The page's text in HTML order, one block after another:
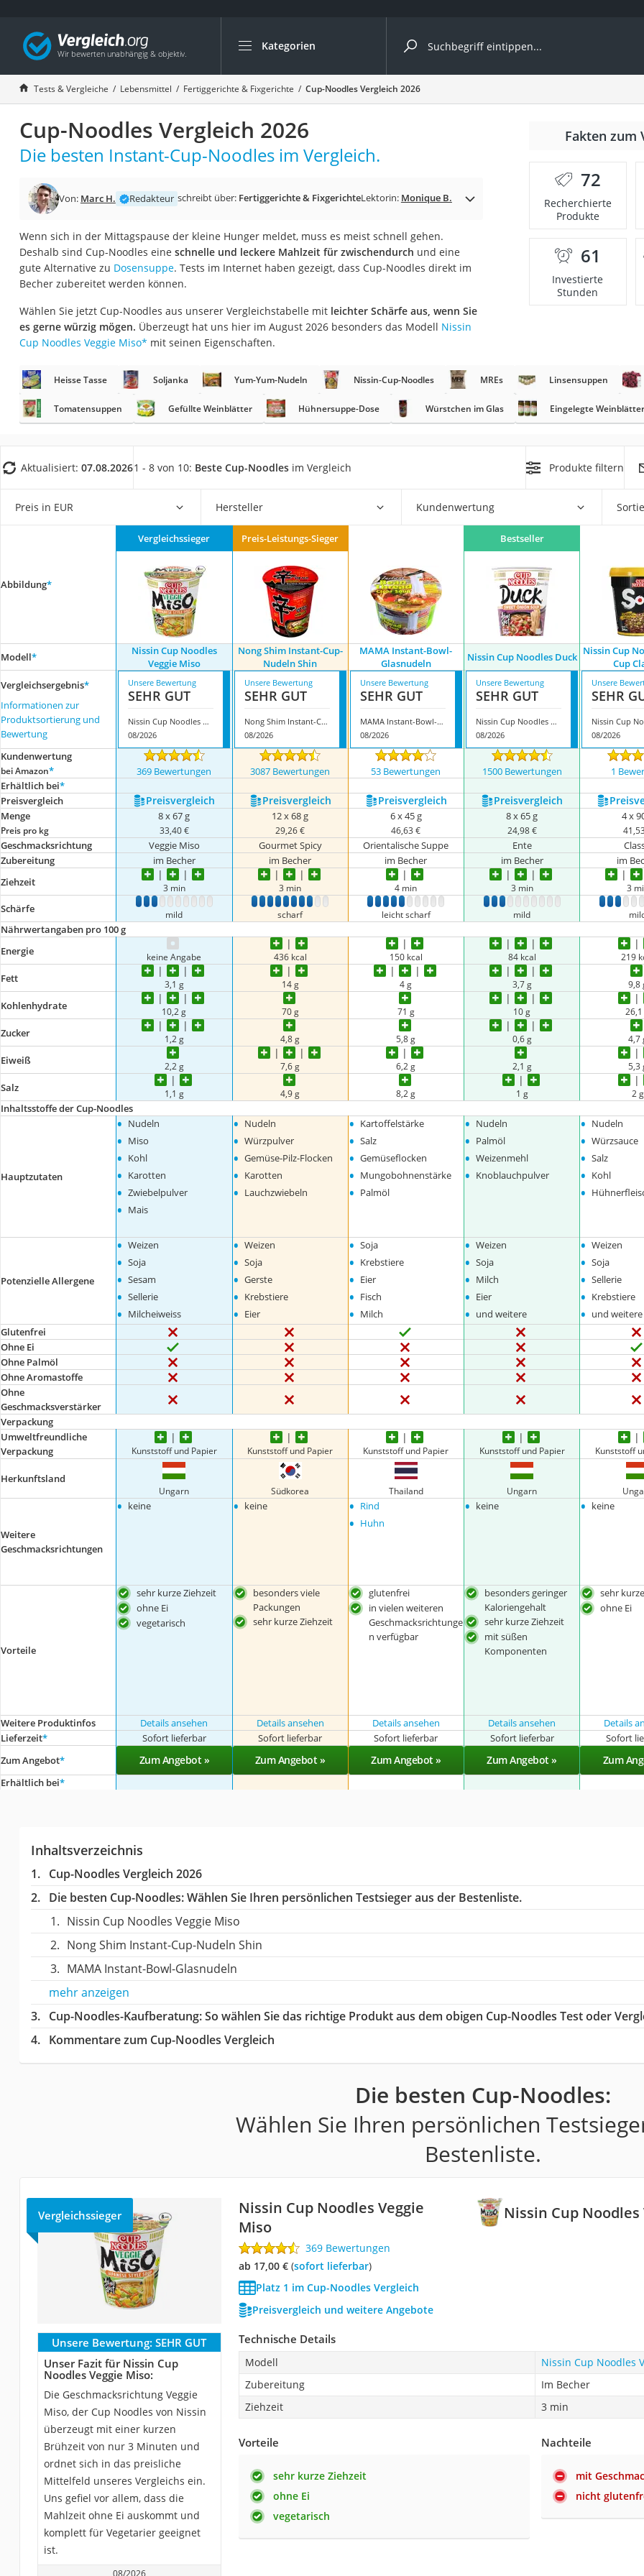
Kategorien
Die beliebtesten Vergleiche nach Kategorie
Lebensmittel
Schwarzkümmelöl
Knäckebrot
Schwarzkümmelöl-Kapseln
Eiklar
Balsamico-Essig
Schwarzkümmelöl bio
Honig
Gemüsebrühe
Irischer Whiskey
Grapefruitkernextrakt
Matcha-Set
MCT-Öl
Erythrit
Müsli ohne Zuckerzusatz
Tests & Vergleiche Lebensmittel Fertiggerichte & Fixgerichte Cup-Noodles Vergleich 2026
Cup-Noodles Vergleich 2026
Die besten Instant-Cup-Noodles im Vergleich.
Von: Marc H. Redakteur schreibt über: Fertiggerichte & FixgerichteLektorin: Monique B.
Wenn sich in der Mittagspause der kleine Hunger meldet, muss es meist schnell gehen.
Deshalb sind Cup-Noodles eine schnelle und leckere Mahlzeit für zwischendurch und eine
gute Alternative zu Dosensuppe. Tests im Internet haben gezeigt, dass Cup-Noodles direkt im
Becher zubereitet werden können.
Wählen Sie jetzt Cup-Noodles aus unserer Vergleichstabelle mit leichter Schärfe aus, wenn Sie
es gerne würzig mögen. Überzeugt hat uns hier im August 2026 besonders das Modell Nissin
Cup Noodles Veggie Miso* mit seinen Eigenschaften.
Fakten zum
72
Recherchierte
Produkte
61
Investierte
Stunden
Heisse Tasse Soljanka Yum-Yum-Nudeln Nissin-Cup-Noodles MREs Linsensuppen
Tomatensuppen Gefüllte Weinblätter Hühnersuppe-Dose Würstchen im Glas Eingelegte Weinblätter
Aktualisiert: 07.08.20261 - 8 von 10: Beste Cup-Noodles im Vergleich Produkte filtern
Preis in EUR Hersteller Kundenwertung
Abbildung*
Vergleichssieger Preis-Leistungs-Sieger Bestseller
Modell*
Nissin Cup Noodles
Veggie Miso
Nong Shim Instant-Cup-
Nudeln Shin
MAMA Instant-Bowl-
Glasnudeln
Nissin Cup Noodles Duck Nissin Cup
Cup
Vergleichsergebnis*
Informationen zur
Produktsortierung und
Bewertung
Unsere Bewertung
SEHR GUT
Nissin Cup Noodles Veggie Miso
08/2026
Unsere Bewertung
SEHR GUT
Nong Shim Instant-Cup-Nudeln Shin
08/2026
Unsere Bewertung
SEHR GUT
MAMA Instant-Bowl-Glasnudeln
08/2026
Unsere Bewertung
SEHR GUT
Nissin Cup Noodles Duck
08/2026
Unsere
SEHR
08/2026
Kundenwertung
bei Amazon* 369 Bewertungen 3087 Bewertungen 53 Bewertungen 1500 Bewertungen 1
Erhältlich bei*
Preis­vergleich
Preis­vergleich Preis­vergleich Preis­vergleich Preis­vergleich
Menge
Preis pro kg
8 x 67 g
33,40 €
12 x 68 g
29,26 €
6 x 45 g
46,63 €
8 x 65 g
24,98 €
4 x
Geschmacksrichtung Veggie Miso Gourmet Spicy Orientalische Suppe Ente
Zubereitung
im Becher im Becher im Becher im Becher im
Ziehzeit
3 min 3 min 4 min 3 min 3
Schärfe 1 2 3 4 5 6 7 8 9 10
mild
1 2 3 4 5 6 7 8 9 10
scharf
1 2 3 4 5 6 7 8 9 10
leicht scharf
1 2 3 4 5 6 7 8 9 10
mild
1 2 3 4 5
Nährwertangaben pro 100 g
Energie
keine Angabe 436 kcal 150 kcal 84 kcal 219
Fett 3,1 g 14 g 4 g 3,7 g 9,8
Kohlenhydrate 10,2 g 70 g 71 g 10 g
Zucker 1,2 g 4,8 g 5,8 g 0,6 g 4,7
Eiweiß 2,2 g 7,6 g 6,2 g 2,1 g 5,3
Salz 1,1 g 4,9 g 8,2 g 1 g 2 g
Inhaltsstoffe der Cup-Noodles
Hauptzutaten
• Nudeln
• Miso
• Kohl
• Karotten
• Zwiebelpulver
• Mais
• Nudeln
• Würzpulver
• Gemüse-Pilz-Flocken
• Karotten
• Lauchzwiebeln
• Kartoffelstärke
• Salz
• Gemüseflocken
• Mungobohnenstärke
• Palmöl
• Nudeln
• Palmöl
• Weizenmehl
• Knoblauchpulver
• Nudeln
• Würzsauce
• Salz
• Kohl
•
Potenzielle Allergene
• Weizen
• Soja
• Sesam
• Sellerie
• Milcheiweiss
• Weizen
• Soja
• Gerste
• Krebstiere
• Eier
• Soja
• Krebstiere
• Eier
• Fisch
• Milch
• Weizen
• Soja
• Milch
• Eier
• und weitere
• Weizen
• Soja
• Sellerie
• Krebstiere
• und weitere
Glutenfrei
Ohne Ei
Ohne Palmöl
Ohne Aromastoffe
Ohne
Geschmacksverstärker
Verpackung
Umweltfreundliche
Verpackung
Kunststoff und Papier Kunststoff und Papier Kunststoff und Papier Kunststoff und Papier Kunststoff
Herkunftsland
Ungarn Südkorea Thailand Ungarn
Weitere
Geschmacksrichtungen
• keine • keine • Rind
• Huhn
• keine • keine
Vorteile
sehr kurze Ziehzeit
ohne Ei
vegetarisch
besonders viele
Packungen
sehr kurze Ziehzeit
glutenfrei
in vielen weiteren
Geschmacksrichtunge
n verfügbar
besonders geringer
Kaloriengehalt
sehr kurze Ziehzeit
mit süßen
Komponenten
sehr
ohne Ei
Weitere Produktinfos Details ansehen Details ansehen Details ansehen Details ansehen Details
Lieferzeit* Sofort lieferbar Sofort lieferbar Sofort lieferbar Sofort lieferbar Sofort
Zum Angebot* Zum Angebot » Zum Angebot » Zum Angebot » Zum Angebot » Zum
Erhältlich bei*
Inhaltsverzeichnis
Cup-Noodles Vergleich 2026
Die besten Cup-Noodles:Wählen Sie Ihren persönlichen Testsieger aus der Bestenliste.
Nissin Cup Noodles Veggie Miso
Nong Shim Instant-Cup-Nudeln Shin
MAMA Instant-Bowl-Glasnudeln
mehr anzeigen
Cup-Noodles-Kaufberatung: So wählen Sie das richtige Produkt aus dem obigen Cup-Noodles Test oder
Kommentare zum Cup-Noodles Vergleich
Die besten Cup-Noodles:
Wählen Sie Ihren persönlichen
Bestenliste.
Nissin Cup Noodles
Vergleichssieger
Nissin Cup Noodles Veggie
Miso
369 Bewertungen
ab 17,00 €( Sofort lieferbar)
Platz 1 im Cup-Noodles Vergleich
Preisvergleich und weitere Angebote
Unsere Bewertung: SEHR GUT
Unser Fazit für Nissin Cup
Noodles Veggie Miso:
Die Geschmacksrichtung Veggie
Miso, der Cup Noodles von Nissin
überzeugt mit einer kurzen
Brühzeit von nur 3 Minuten und
ordnet sich in das preisliche
Mittelfeld unseres Vergleichs ein.
Uns gefiel vor allem, dass die
Mahlzeit ohne Ei auskommt und
komplett für Vegetarier geeignet
ist.
08/2026
Technische Details
Modell
Nissin Cup Noodles
Zubereitung
Im Becher
Ziehzeit
3 min
Vorteile
sehr kurze Ziehzeit
ohne Ei
vegetarisch
Nachteile
mit
nicht